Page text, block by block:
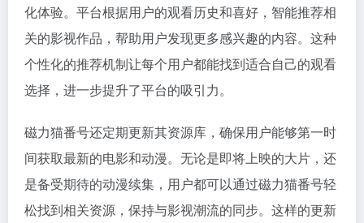
化体验。平台根据用户的观看历史和喜好，智能推荐相
关的影视作品，帮助用户发现更多感兴趣的内容。这种
个性化的推荐机制让每个用户都能找到适合自己的观看
选择，进一步提升了平台的吸引力。
磁力猫番号还定期更新其资源库，确保用户能够第一时
间获取最新的电影和动漫。无论是即将上映的大片，还
是备受期待的动漫续集，用户都可以通过磁力猫番号轻
松找到相关资源，保持与影视潮流的同步。这样的更新